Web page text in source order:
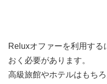
Reluxオファーを利用する
おく必要があります。
高級旅館やホテルはもち